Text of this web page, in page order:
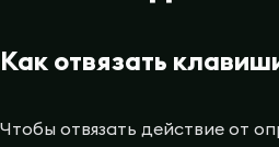
Как отвязать
Чтобы отвязать действие от